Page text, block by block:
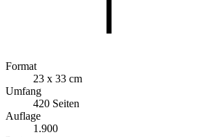
Format
23 x 33 cm
Umfang
420 Seiten
Auflage
1.900